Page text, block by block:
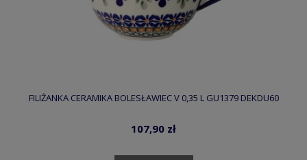
FILIŻANKA CERAMIKA BOLESŁAWIEC V 0,35 L GU1379 DEKDU60
107,90 zł